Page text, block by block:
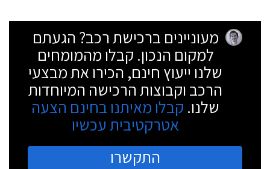
מעוניינים ברכישת רכב? הגעתם
למקום הנכון. קבלו מהמומחים
שלנו ייעוץ חינם, הכירו את מבצעי
הרכב וקבוצות הרכישה המיוחדות
שלנו. קבלו מאיתנו בחינם הצעה
אטרקטיבית עכשיו
התקשרו